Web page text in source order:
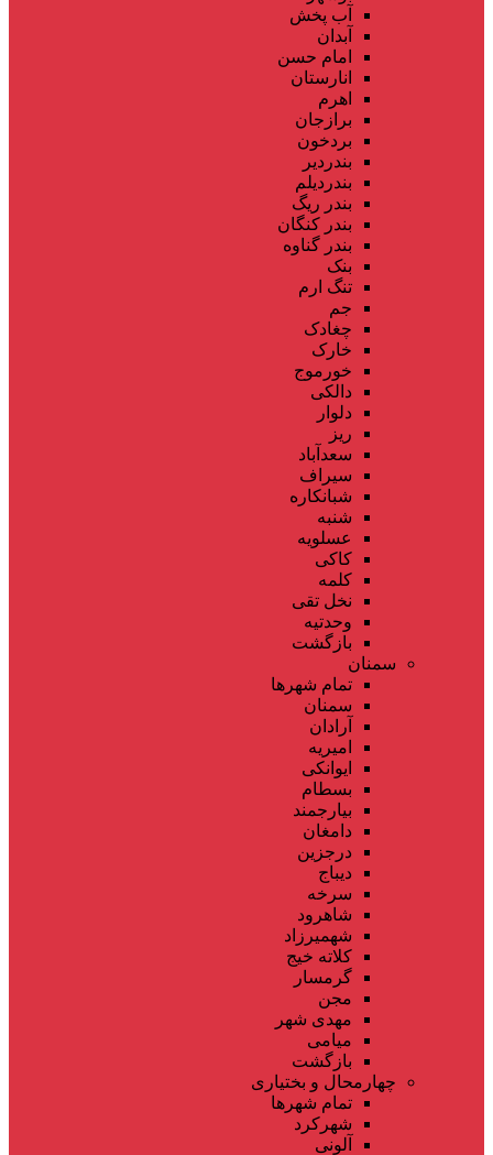
آب پخش
آبدان
امام حسن
انارستان
اهرم
برازجان
بردخون
بندردیر
بندردیلم
بندر ریگ
بندر کنگان
بندر گناوه
بنک
تنگ ارم
جم
چغادک
خارک
خورموج
دالکی
دلوار
ریز
سعدآباد
سیراف
شبانکاره
شنبه
عسلویه
کاکی
کلمه
نخل تقی
وحدتیه
بازگشت
سمنان
تمام شهر‌ها
سمنان
آرادان
امیریه
ایوانکی
بسطام
بیارجمند
دامغان
درجزین
دیباج
سرخه
شاهرود
شهمیرزاد
کلاته خیج
گرمسار
مجن
مهدی شهر
میامی
بازگشت
چهارمحال و بختیاری
تمام شهر‌ها
شهرکرد
آلونی